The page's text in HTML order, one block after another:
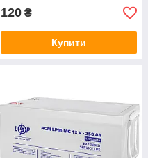
120 ₴
Купити